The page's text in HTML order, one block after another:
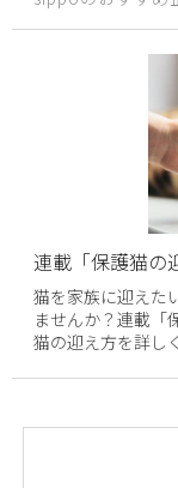
連載「保護猫の
猫を家族に迎えた
ませんか？連載「
猫の迎え方を詳し